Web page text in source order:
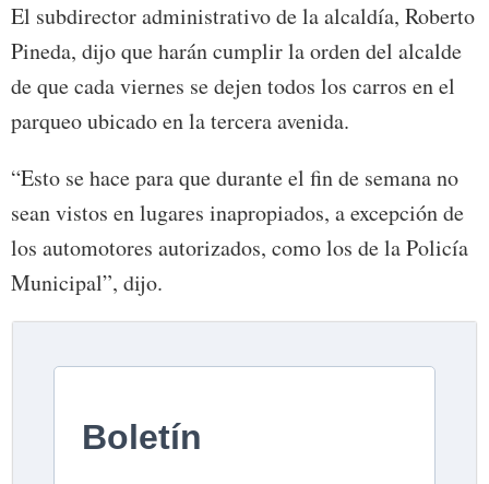
El subdirector administrativo de la alcaldía, Roberto
Pineda, dijo que harán cumplir la orden del alcalde
de que cada viernes se dejen todos los carros en el
parqueo ubicado en la tercera avenida.
“Esto se hace para que durante el fin de semana no
sean vistos en lugares inapropiados, a excepción de
los automotores autorizados, como los de la Policía
Municipal”, dijo.